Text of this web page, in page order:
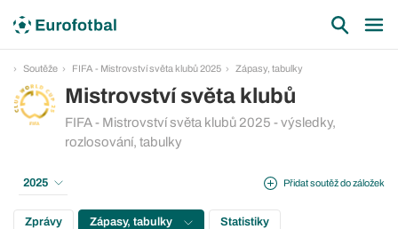
Soutěže FIFA - Mistrovství světa klubů 2025 Zápasy, tabulky
Mistrovství světa klubů
FIFA - Mistrovství světa klubů 2025 - výsledky,
rozlosování, tabulky
Přidat soutěž do záložek
2025
Zprávy Zápasy, tabulky Statistiky